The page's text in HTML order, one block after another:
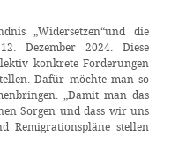
„Widersetzen“und die
Dezember 2024. Diese
konkrete Forderungen
Dafür möchte man so
„Damit man das
Sorgen und dass wir uns
Remigrationspläne stellen